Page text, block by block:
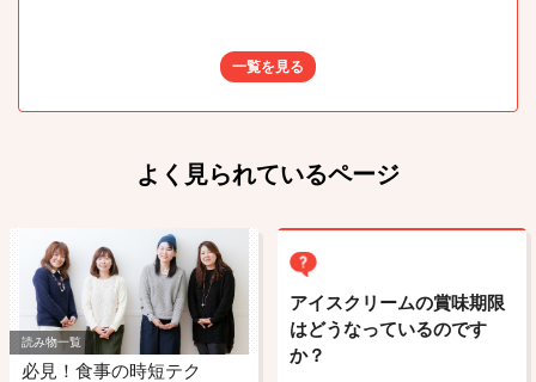
一覧を見る
よく見られているページ
読み物一覧
必見！食事の時短テク
アイスクリームの賞味期限
はどうなっているのです
か？